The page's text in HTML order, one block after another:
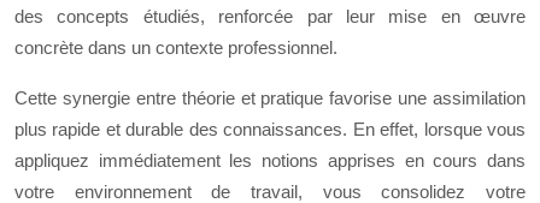
des concepts étudiés, renforcée par leur mise en œuvre
concrète dans un contexte professionnel.
Cette synergie entre théorie et pratique favorise une assimilation
plus rapide et durable des connaissances. En effet, lorsque vous
appliquez immédiatement les notions apprises en cours dans
votre environnement de travail, vous consolidez votre